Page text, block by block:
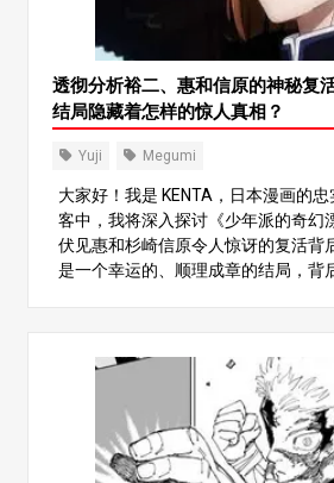
透彻分析裕二、惠和信原的神秘复
结局隐藏着怎样的惊人真相？
Yuji Megumi
大家好！我是 KENTA，日本漫画的
客中，我将深入探讨《少年派的奇幻
伏见惠和杉崎信原令人惊讶的复活背
是一个幸运的、顺理成章的结局，背
团圆的结局。作者 Gege Akutami 经
命运。因此，当所有一年级学生在最
时，既令人惊讶又令人不安，让读者
是这样吗？ 杉崎信原的故事尤其引人
中受了重伤，在故事中消失了很长时